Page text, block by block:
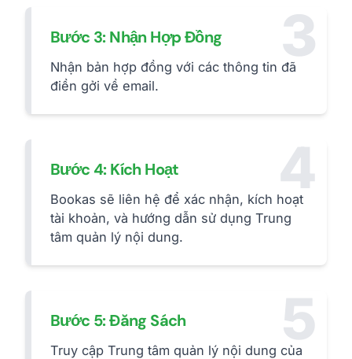
3
Bước 3: Nhận Hợp Đồng
Nhận bản hợp đồng với các thông tin đã
điền gởi về email.
4
Bước 4: Kích Hoạt
Bookas sẽ liên hệ để xác nhận, kích hoạt
tài khoản, và hướng dẫn sử dụng Trung
tâm quản lý nội dung.
5
Bước 5: Đăng Sách
Truy cập Trung tâm quản lý nội dung của